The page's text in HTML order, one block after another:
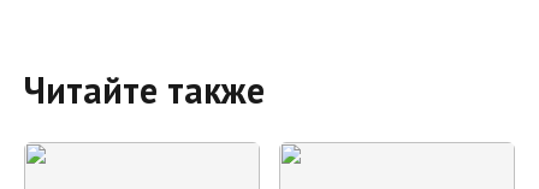
Читайте также